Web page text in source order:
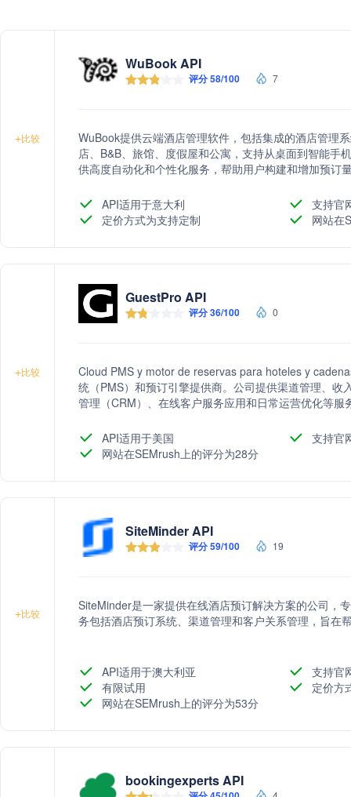
+比较
WuBook API
评分 58/100 7
WuBook提供云端酒店管理软件，包括集成的酒店管理
店、B&B、旅馆、度假屋和公寓，支持从桌面到智能手
供高度自动化和个性化服务，帮助用户构建和增加预订
API适用于意大利
支持官
定价方式为支持定制
网站在
+比较
GuestPro API
评分 36/100 0
Cloud PMS y motor de reservas para hoteles y
统（PMS）和预订引擎提供商。公司提供渠道管理、
管理（CRM）、在线客户服务应用和日常运营优化等
API适用于美国
支持官
网站在SEMrush上的评分为28分
+比较
SiteMinder API
评分 59/100 19
SiteMinder是一家提供在线酒店预订解决方案的公司，
务包括酒店预订系统、渠道管理和客户关系管理，旨在
API适用于澳大利亚
支持官
有限试用
定价方
网站在SEMrush上的评分为53分
bookingexperts API